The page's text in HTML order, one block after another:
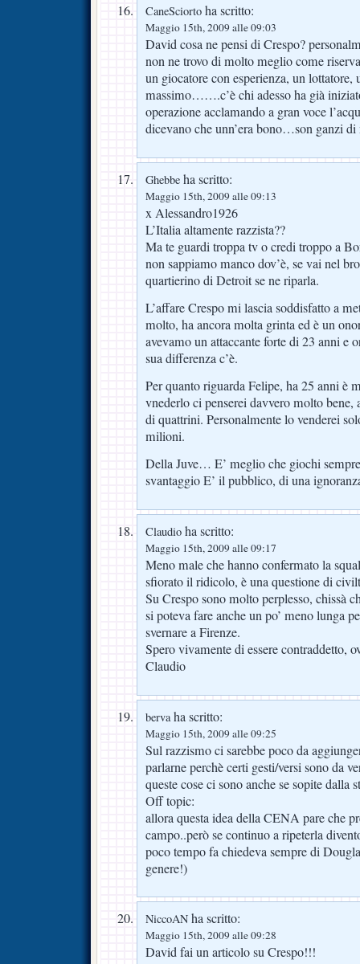
CaneSciorto ha scritto:
Maggio 15th, 2009 alle 09:03
David cosa ne pensi di Crespo?
non ne trovo di molto meglio come
un giocatore con esperienza, un lottatore,
massimo…….c’è chi adesso ha già
operazione acclamando a gran voce
dicevano che unn’era bono…son ganzi
Ghebbe ha scritto:
Maggio 15th, 2009 alle 09:13
x Alessandro1926
L’Italia altamente razzista??
Ma te guardi troppa tv o credi troppo a
non sappiamo manco dov’è, se vai nel
quartierino di Detroit se ne riparla.
L’affare Crespo mi lascia soddisfatto a
molto, ha ancora molta grinta ed è un
avevamo un attaccante forte di 23 anni e
sua differenza c’è.
Per quanto riguarda Felipe, ha 25 anni è
vnederlo ci penserei davvero molto bene,
di quattrini. Personalmente lo venderei
milioni.
Della Juve… E’ meglio che giochi
svantaggio E’ il pubblico, di una
Claudio ha scritto:
Maggio 15th, 2009 alle 09:17
Meno male che hanno confermato la
sfiorato il ridicolo, è una questione di
Su Crespo sono molto perplesso, chissà
si poteva fare anche un po’ meno lunga
svernare a Firenze.
Spero vivamente di essere contraddetto,
Claudio
bervaha scritto:
Maggio 15th, 2009 alle 09:25
Sul razzismo ci sarebbe poco da
parlarne perchè certi gesti/versi sono da
queste cose ci sono anche se sopite
Off topic:
allora questa idea della CENA pare che
campo..però se continuo a ripeterla
poco tempo fa chiedeva sempre di
genere!)
NiccoAN ha scritto:
Maggio 15th, 2009 alle 09:28
David fai un articolo su Crespo!!!